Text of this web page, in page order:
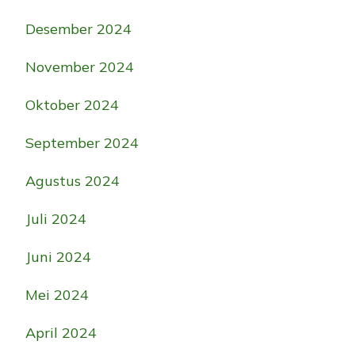
Desember 2024
November 2024
Oktober 2024
September 2024
Agustus 2024
Juli 2024
Juni 2024
Mei 2024
April 2024